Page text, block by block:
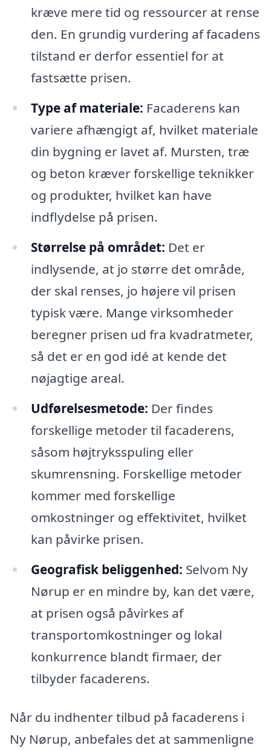
kræve mere tid og ressourcer at rense
den. En grundig vurdering af facadens
tilstand er derfor essentiel for at
fastsætte prisen.
Type af materiale: Facaderens kan
variere afhængigt af, hvilket materiale
din bygning er lavet af. Mursten, træ
og beton kræver forskellige teknikker
og produkter, hvilket kan have
indflydelse på prisen.
Størrelse på området: Det er
indlysende, at jo større det område,
der skal renses, jo højere vil prisen
typisk være. Mange virksomheder
beregner prisen ud fra kvadratmeter,
så det er en god idé at kende det
nøjagtige areal.
Udførelsesmetode: Der findes
forskellige metoder til facaderens,
såsom højtryksspuling eller
skumrensning. Forskellige metoder
kommer med forskellige
omkostninger og effektivitet, hvilket
kan påvirke prisen.
Geografisk beliggenhed: Selvom Ny
Nørup er en mindre by, kan det være,
at prisen også påvirkes af
transportomkostninger og lokal
konkurrence blandt firmaer, der
tilbyder facaderens.
Når du indhenter tilbud på facaderens i
Ny Nørup, anbefales det at sammenligne